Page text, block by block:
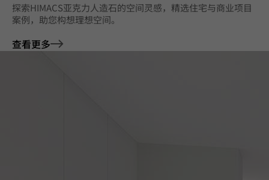
探索HIMACS亚克力人造石的空间灵感，精选住宅与商业项目
案例，助您构想理想空间。
查看更多